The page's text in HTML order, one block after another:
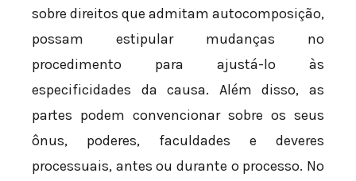
sobre direitos que admitam autocomposição,
possam estipular mudanças no
procedimento para ajustá-lo às
especificidades da causa. Além disso, as
partes podem convencionar sobre os seus
ônus, poderes, faculdades e deveres
processuais, antes ou durante o processo. No